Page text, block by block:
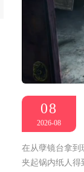
08
2026-08
在从孽镜台拿到
夹起锅内纸人得